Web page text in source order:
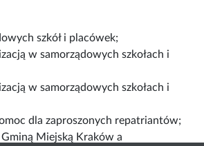
szkół i placówek;
w samorządowych szkołach i
w samorządowych szkołach i
dla zaproszonych repatriantów;
Miejską Kraków a